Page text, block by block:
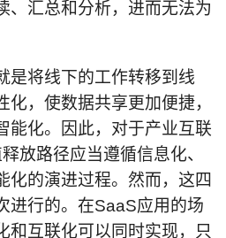
、汇总和分析，进而无法为
是将线下的工作转移到线
化，使数据共享更加便捷，
能化。因此，对于产业互联
放路径应当遵循信息化、
化的演进过程。然而，这四
进行的。在SaaS应用的场
和互联化可以同时实现，只